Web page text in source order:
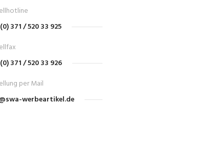
371 / 520 33 925
371 / 520 33 926
per Mail
werbeartikel.de